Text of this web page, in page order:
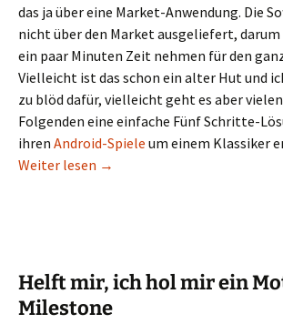
das ja über eine Market-Anwendung. Die
nicht über den Market ausgeliefert, darum
ein paar Minuten Zeit nehmen für den
Vielleicht ist das schon ein alter Hut und
zu blöd dafür, vielleicht geht es aber
Folgenden eine einfache Fünf Schritte-
ihren Android-Spiele um einem Klassiker
Weiter lesen Fünf Schritte um Monkey
→
Helft mir, ich hol mir ein
Milestone